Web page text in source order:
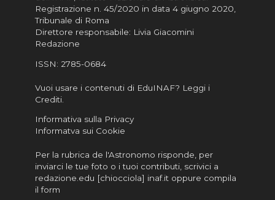
Registrazione n. 45/2020 in data 4 giugno 2020,
Tribunale di Roma
Direttore responsabile: Livia Giacomini
Redazione
ISSN: 2785-0684
Vuoi usare i contenuti di EduINAF? Leggi i
Crediti.
Informativa sulla Privacy
Informatva sui Cookie
Per la rubrica de l'Astronomo risponde, per
inviarci le tue foto o i tuoi contributi, scrivici a
redazione.edu [chiocciola] inaf.it oppure compila
il form